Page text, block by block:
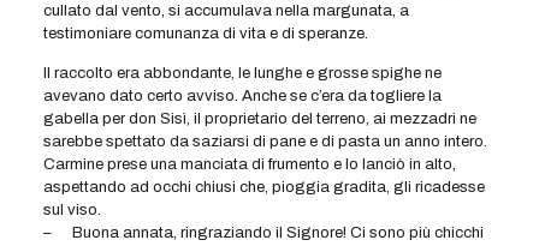
cullato dal vento, si accumulava nella margunata, a
testimoniare comunanza di vita e di speranze.
Il raccolto era abbondante, le lunghe e grosse spighe ne
avevano dato certo avviso. Anche se c’era da togliere la
gabella per don Sisì, il proprietario del terreno, ai mezzadri ne
sarebbe spettato da saziarsi di pane e di pasta un anno intero.
Carmine prese una manciata di frumento e lo lanciò in alto,
aspettando ad occhi chiusi che, pioggia gradita, gli ricadesse
sul viso.
–
Buona annata, ringraziando il Signore! Ci sono più chicchi